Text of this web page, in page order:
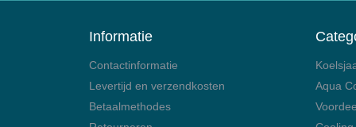
Informatie
Contactinformatie
Levertijd en verzendkosten
Betaalmethodes
Aqua